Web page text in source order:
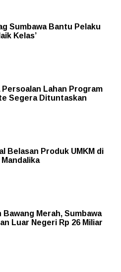
Sumbawa Bantu Pelaku
Kelas’
Persoalan Lahan Program
Segera Dituntaskan
Belasan Produk UMKM di
Bawang Merah, Sumbawa
Luar Negeri Rp 26 Miliar